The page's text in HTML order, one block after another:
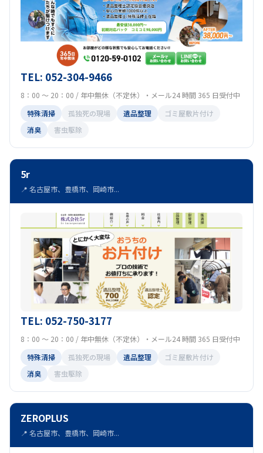
TEL: 052-304-9466
8：00 ～ 20：00 / 年中無休（不定休）・メール24 時間 365 日受付中
特殊清掃
孤独死の現場 遺品整理
ゴミ屋敷片付け
消臭
害虫駆除
5r
📍 名古屋市、豊橋市、岡崎市...
TEL: 052-750-3177
8：00 ～ 20：00 / 年中無休（不定休）・メール24 時間 365 日受付中
特殊清掃
孤独死の現場 遺品整理
ゴミ屋敷片付け
消臭
害虫駆除
ZEROPLUS
📍 名古屋市、豊橋市、岡崎市...